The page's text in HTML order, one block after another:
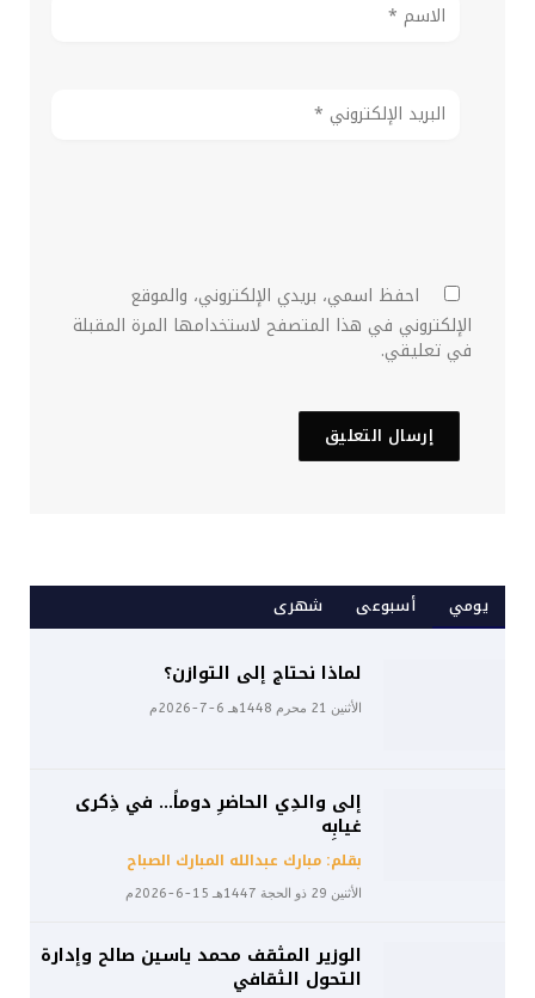
احفظ اسمي، بريدي الإلكتروني، والموقع
الإلكتروني في هذا المتصفح لاستخدامها المرة المقبلة
في تعليقي.
يومي أسبوعى شهرى
لماذا نحتاج إلى التوازن؟
الأثنين 21 محرم 1448هـ 6-7-2026م
إلى والدِي الحاضرِ دوماً… في ذِكرى
غيابِه
بقلم: مبارك عبدالله المبارك الصباح
الأثنين 29 ذو الحجة 1447هـ 15-6-2026م
الوزير المثقف محمد ياسين صالح وإدارة
التحول الثقافي